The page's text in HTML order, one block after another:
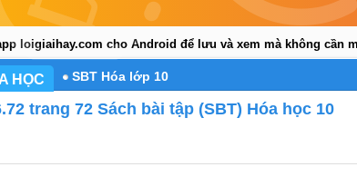
loigiaihay.com cho Android để lưu và xem mà không cần
HỌC SBT Hóa lớp 10
trang 72 Sách bài tập (SBT) Hóa học 10